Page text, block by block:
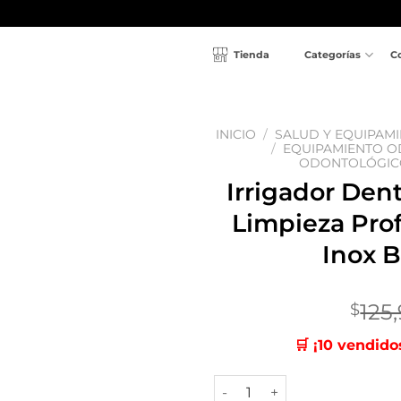
Tienda Categorías
INICIO / SALUD Y
/ EQUIPAMIENTO
Irrigador
Limpieza
Inox
$
🛒 ¡10
Irrigador Dental Portátil